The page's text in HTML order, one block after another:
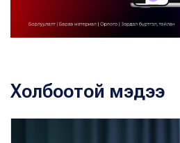
Холбоотой мэдээ